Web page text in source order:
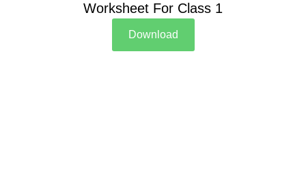
Worksheet For Class 1
Download